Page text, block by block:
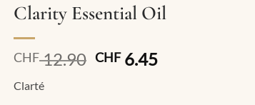
Clarity Essential Oil
CHF12.90 Le
CHF6.45Le
Clarté